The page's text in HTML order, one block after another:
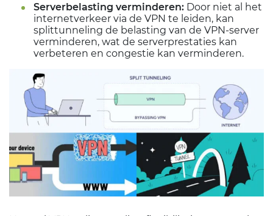
Serverbelasting verminderen: Door niet al het
internetverkeer via de VPN te leiden, kan
splittunneling de belasting van de VPN-server
verminderen, wat de serverprestaties kan
verbeteren en congestie kan verminderen.